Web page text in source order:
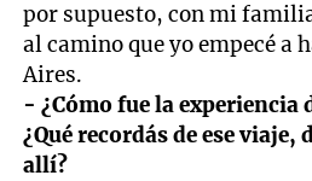
por supuesto, con mi
al camino que yo empecé a
Aires.
- ¿Cómo fue la experiencia
¿Qué recordás de ese viaje,
allí?